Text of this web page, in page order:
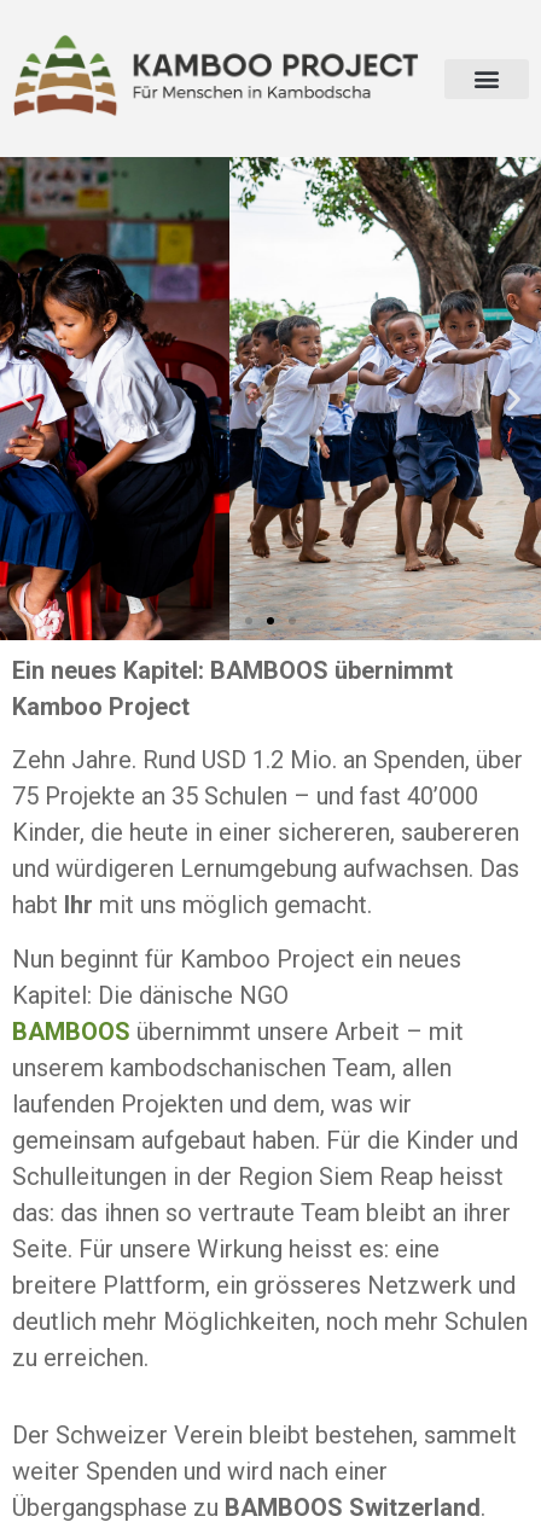
Lächeln
Werde ein Teil eines Projekts
für Menschen in Kambodscha
Ein neues Kapitel: BAMBOOS übernimmt
Kamboo Project
Zehn Jahre. Rund USD 1.2 Mio. an Spenden, über
75 Projekte an 35 Schulen – und fast 40’000
Kinder, die heute in einer sichereren, saubereren
und würdigeren Lernumgebung aufwachsen. Das
habt Ihr mit uns möglich gemacht.
Nun beginnt für Kamboo Project ein neues
Kapitel: Die dänische NGO
BAMBOOS übernimmt unsere Arbeit – mit
unserem kambodschanischen Team, allen
laufenden Projekten und dem, was wir
gemeinsam aufgebaut haben. Für die Kinder und
Schulleitungen in der Region Siem Reap heisst
das: das ihnen so vertraute Team bleibt an ihrer
Seite. Für unsere Wirkung heisst es: eine
breitere Plattform, ein grösseres Netzwerk und
deutlich mehr Möglichkeiten, noch mehr Schulen
zu erreichen.
Der Schweizer Verein bleibt bestehen, sammelt
weiter Spenden und wird nach einer
Übergangsphase zu BAMBOOS Switzerland.